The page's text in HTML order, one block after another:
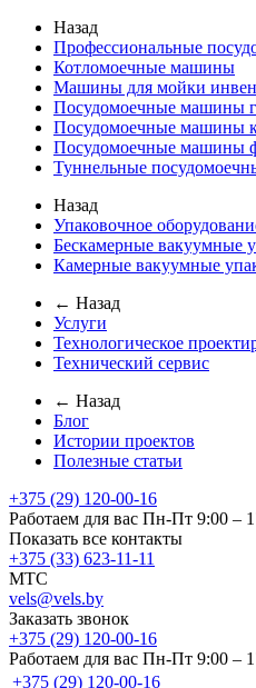
Назад
Профессиональные
Котломоечные машины
Машины для мойки
Посудомоечные машины
Посудомоечные машины
Посудомоечные машины
Туннельные
Назад
Упаковочное
Бескамерные вакуумные
Камерные вакуумные
← Назад
Услуги
Технологическое
Технический сервис
← Назад
Блог
Истории проектов
Полезные статьи
+375 (29) 120-00-16
Работаем для вас Пн-Пт 9:00 –
Показать все контакты
+375 (33) 623-11-11
MTC
vels@vels.by
Заказать звонок
+375 (29) 120-00-16
Работаем для вас Пн-Пт 9:00 –
+375 (29) 120-00-16